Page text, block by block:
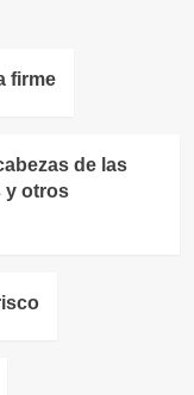
firme
de las
y otros